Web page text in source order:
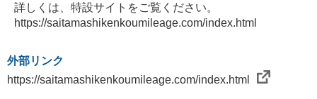
詳しくは、特設サイトをご覧ください。
https://saitamashikenkoumileage.com/index.html
外部リンク
https://saitamashikenkoumileage.com/index.html